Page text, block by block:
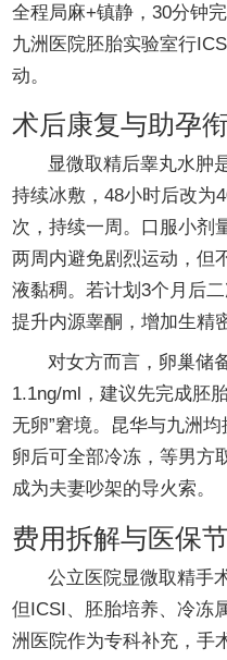
全程局麻+镇静，30分钟
九洲医院胚胎实验室行
动。
术后康复与助孕
显微取精后睾丸水肿
持续冰敷，48小时后改为
次，持续一周。口服小剂
两周内避免剧烈运动，但
液黏稠。若计划3个月后
提升内源睾酮，增加生精
对女方而言，卵巢储
1.1ng/ml，建议先完成胚
无卵”窘境。昆华与九洲
卵后可全部冷冻，等男方
成为夫妻吵架的导火索。
费用拆解与医保
公立医院显微取精手
但ICSI、胚胎培养、冷冻
洲医院作为专科补充，手